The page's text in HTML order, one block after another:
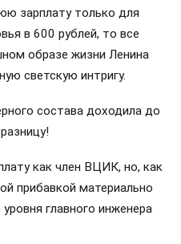
зарплату только для
в 600 рублей, то все
образе жизни Ленина
светскую интригу.
состава доходила до
как член ВЦИК, но, как
прибавкой материально
главного инженера